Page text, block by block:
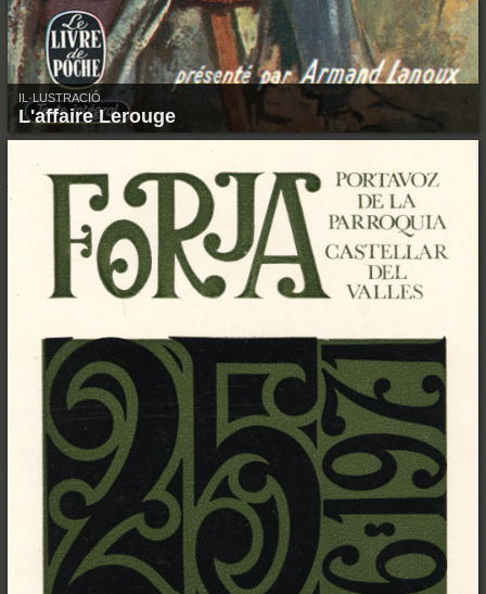
IL·LUSTRACIÓ
L'affaire Lerouge